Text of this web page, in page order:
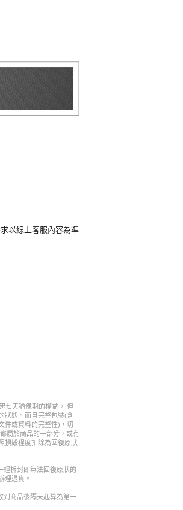
以線上客服內容為準
七天猶豫期的權益。 但
狀態、而且完整包裝(含
件或資料的完整性)，切
屬於商品的一部分，或有
損毀程度扣除為回復原狀
經拆封即無法回復原狀的
理退貨。
到商品後隔天起算為第一